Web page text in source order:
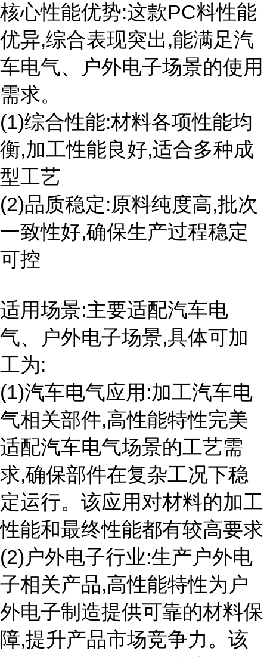
核心性能优势:这款PC料性能
优异,综合表现突出,能满足汽
车电气、户外电子场景的使用
需求。
(1)综合性能:材料各项性能均
衡,加工性能良好,适合多种成
型工艺
(2)品质稳定:原料纯度高,批次
一致性好,确保生产过程稳定
可控
适用场景:主要适配汽车电
气、户外电子场景,具体可加
工为:
(1)汽车电气应用:加工汽车电
气相关部件,高性能特性完美
适配汽车电气场景的工艺需
求,确保部件在复杂工况下稳
定运行。该应用对材料的加工
性能和最终性能都有较高要求
(2)户外电子行业:生产户外电
子相关产品,高性能特性为户
外电子制造提供可靠的材料保
障,提升产品市场竞争力。该